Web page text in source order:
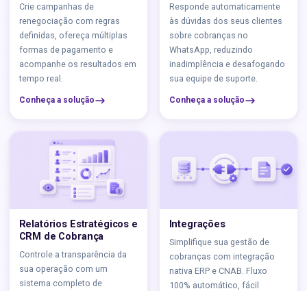
Crie campanhas de
renegociação com regras
definidas, ofereça múltiplas
formas de pagamento e
acompanhe os resultados em
tempo real.
Conheça a solução
Responde automaticamente
às dúvidas dos seus clientes
sobre cobranças no
WhatsApp, reduzindo
inadimplência e desafogando
sua equipe de suporte.
Conheça a solução
Relatórios Estratégicos e
CRM de Cobrança
Controle a transparência da
sua operação com um
sistema completo de
Integrações
Simplifique sua gestão de
cobranças com integração
nativa ERP e CNAB. Fluxo
100% automático, fácil